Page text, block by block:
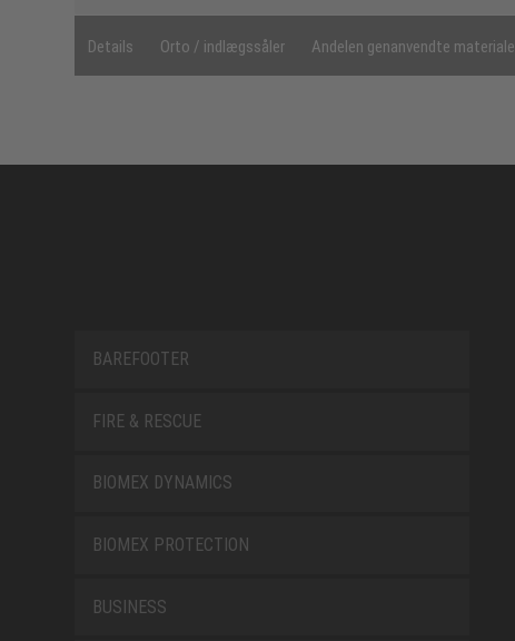
Details Orto / indlægssåler Andelen genanvendte materiale
BAREFOOTER
FIRE & RESCUE
BIOMEX DYNAMICS
BIOMEX PROTECTION
BUSINESS